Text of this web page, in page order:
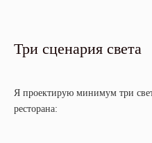
Три сценария света
Я проектирую минимум три
ресторана: